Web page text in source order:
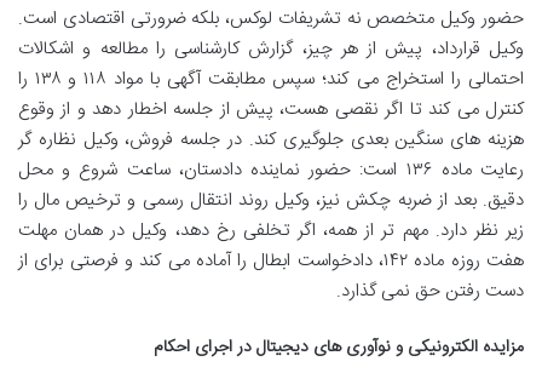
حضور وکیل متخصص نه تشریفات لوکس، بلکه ضرورتی اقتصادی است.
وکیل قرارداد، پیش از هر چیز، گزارش کارشناسی را مطالعه و اشکالات
احتمالی را استخراج می کند؛ سپس مطابقت آگهی با مواد ۱۱۸ و ۱۳۸ را
کنترل می کند تا اگر نقصی هست، پیش از جلسه اخطار دهد و از وقوع
هزینه های سنگین بعدی جلوگیری کند. در جلسه فروش، وکیل نظاره گر
رعایت ماده ۱۳۶ است: حضور نماینده دادستان، ساعت شروع و محل
دقیق. بعد از ضربه چکش نیز، وکیل روند انتقال رسمی و ترخیص مال را
زیر نظر دارد. مهم تر از همه، اگر تخلفی رخ دهد، وکیل در همان مهلت
هفت روزه ماده ۱۴۲، دادخواست ابطال را آماده می کند و فرصتی برای از
دست رفتن حق نمی گذارد.
مزایده الکترونیکی و نوآوری های دیجیتال در اجرای احکام